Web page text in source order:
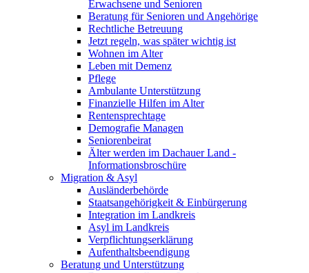
Erwachsene und Senioren
Beratung für Senioren und Angehörige
Rechtliche Betreuung
Jetzt regeln, was später wichtig ist
Wohnen im Alter
Leben mit Demenz
Pflege
Ambulante Unterstützung
Finanzielle Hilfen im Alter
Rentensprechtage
Demografie Managen
Seniorenbeirat
Älter werden im Dachauer Land -
Informationsbroschüre
Migration & Asyl
Ausländerbehörde
Staatsangehörigkeit & Einbürgerung
Integration im Landkreis
Asyl im Landkreis
Verpflichtungserklärung
Aufenthaltsbeendigung
Beratung und Unterstützung